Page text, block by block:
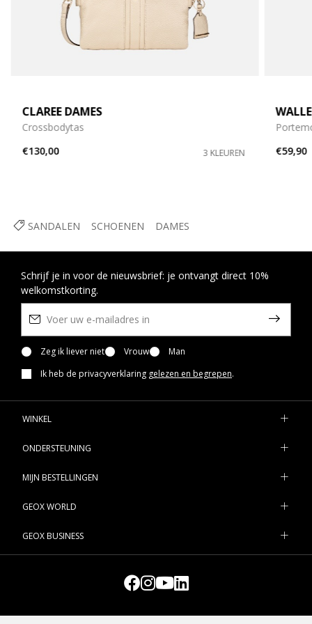
SANDALEN SCHOENEN DAMES
CLAREE DAMES
Crossbodytas
€130,00
3 KLEUREN
€59,90
Schrijf je in voor de nieuwsbrief: je ontvangt direct 10%
welkomstkorting.
Zeg ik liever niet Vrouw
Man
Ik heb de privacyverklaring gelezen en begrepen.
WINKEL
ONDERSTEUNING
MIJN BESTELLINGEN
GEOX WORLD
GEOX BUSINESS